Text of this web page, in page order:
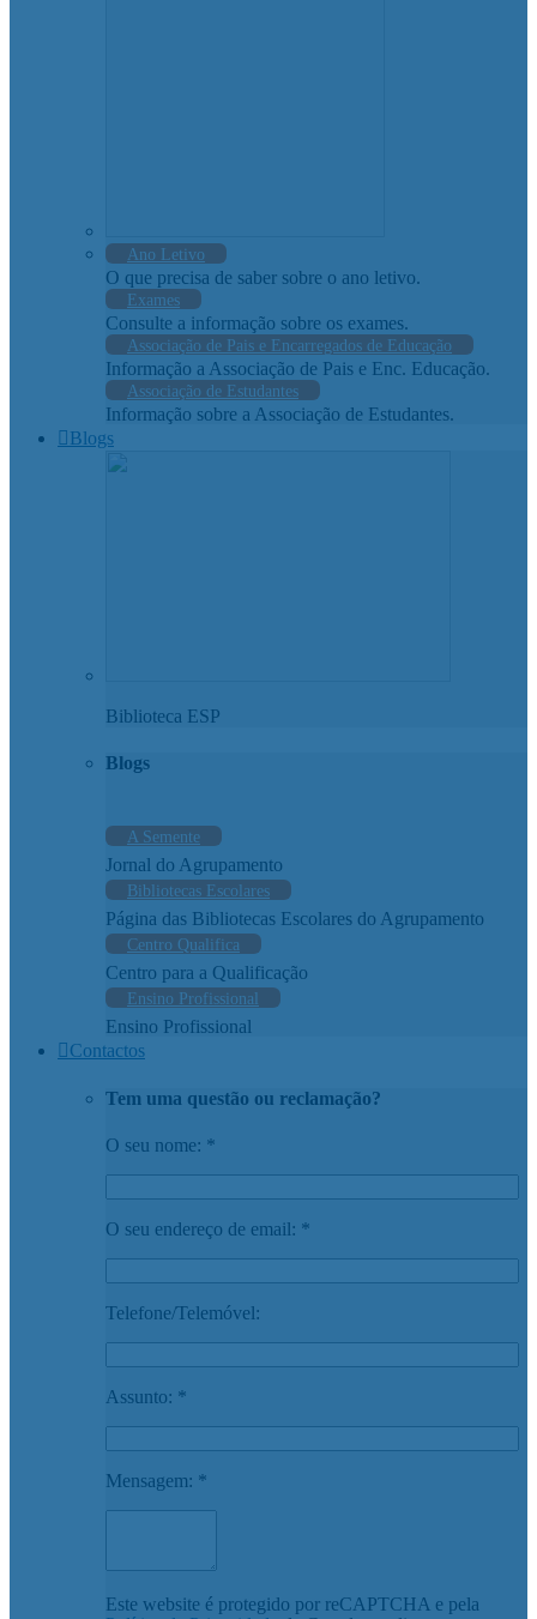
Ano Letivo
O que precisa de saber sobre o ano letivo.
Exames
Consulte a informação sobre os exames.
Associação de Pais e Encarregados de Educação
Informação a Associação de Pais e Enc. Educação.
Associação de Estudantes
Informação sobre a Associação de Estudantes.
Blogs
Biblioteca ESP
Blogs
A Semente
Jornal do Agrupamento
Bibliotecas Escolares
Página das Bibliotecas Escolares do Agrupamento
Centro Qualifica
Centro para a Qualificação
Ensino Profissional
Ensino Profissional
Contactos
Tem uma questão ou reclamação?
O seu nome: *
O seu endereço de email: *
Telefone/Telemóvel:
Assunto: *
Mensagem: *
Este website é protegido por reCAPTCHA e pela